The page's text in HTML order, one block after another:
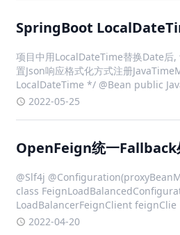
SpringBoot
项目中用LocalDateTime替换Date后,
置Json响应格式化方式注册
LocalDateTime */ @Bean public
javaTimeModule() { JavaTi
2022-05-25
OpenFeign统一Fallback
@Slf4j
class
LoadBalancerFeignClient feignClie
2022-04-20